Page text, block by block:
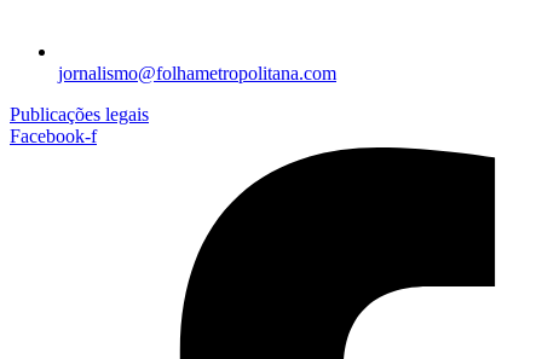
jornalismo@folhametropolitana.com
Publicações legais
Facebook-f